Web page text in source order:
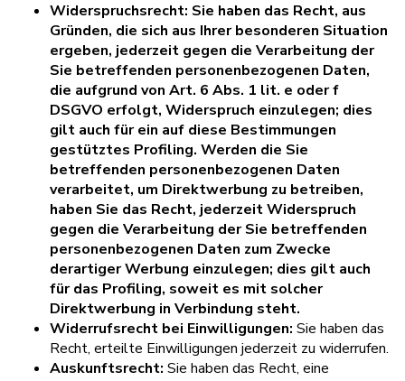
Widerspruchsrecht: Sie haben das Recht, aus
Gründen, die sich aus Ihrer besonderen Situation
ergeben, jederzeit gegen die Verarbeitung der
Sie betreffenden personenbezogenen Daten,
die aufgrund von Art. 6 Abs. 1 lit. e oder f
DSGVO erfolgt, Widerspruch einzulegen; dies
gilt auch für ein auf diese Bestimmungen
gestütztes Profiling. Werden die Sie
betreffenden personenbezogenen Daten
verarbeitet, um Direktwerbung zu betreiben,
haben Sie das Recht, jederzeit Widerspruch
gegen die Verarbeitung der Sie betreffenden
personenbezogenen Daten zum Zwecke
derartiger Werbung einzulegen; dies gilt auch
für das Profiling, soweit es mit solcher
Direktwerbung in Verbindung steht.
Widerrufsrecht bei Einwilligungen: Sie haben das
Recht, erteilte Einwilligungen jederzeit zu widerrufen.
Auskunftsrecht: Sie haben das Recht, eine